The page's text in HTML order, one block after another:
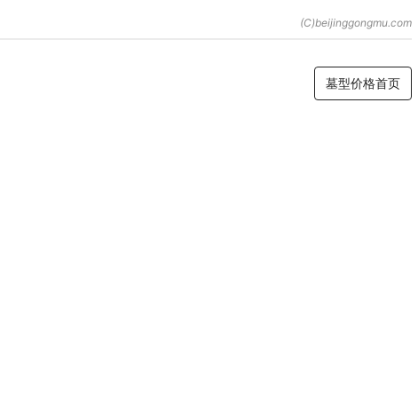
墓型价格首页